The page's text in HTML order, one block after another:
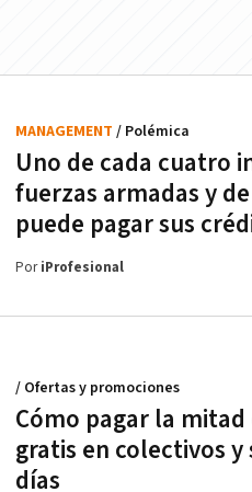
Uno de cada cuatro
fuerzas armadas y
puede pagar sus
MANAGEMENT / Polémica
PoriProfesional
Cómo pagar la
gratis en colectivos
días
/ Ofertas y promociones